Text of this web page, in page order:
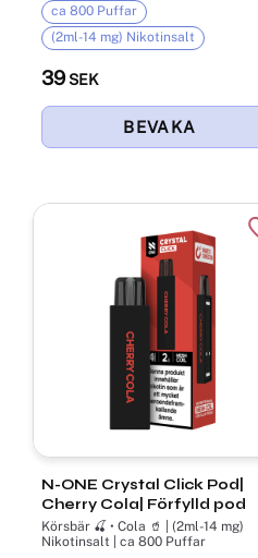
39 SEK
ca 800 Puffar
(2ml-14 mg) Nikotinsalt
N-ONE Crystal Click Pod|
Cherry Cola| Förfylld pod
Körsbär 🍒 • Cola 🥤 | (2ml-14 mg)
Nikotinsalt | ca 800 Puffar